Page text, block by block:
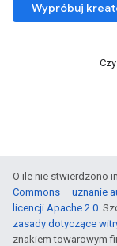
Wypróbuj
O ile nie stwierdzono
Commons – uznanie
licencji Apache 2.0.
zasady dotyczące
znakiem towarowym